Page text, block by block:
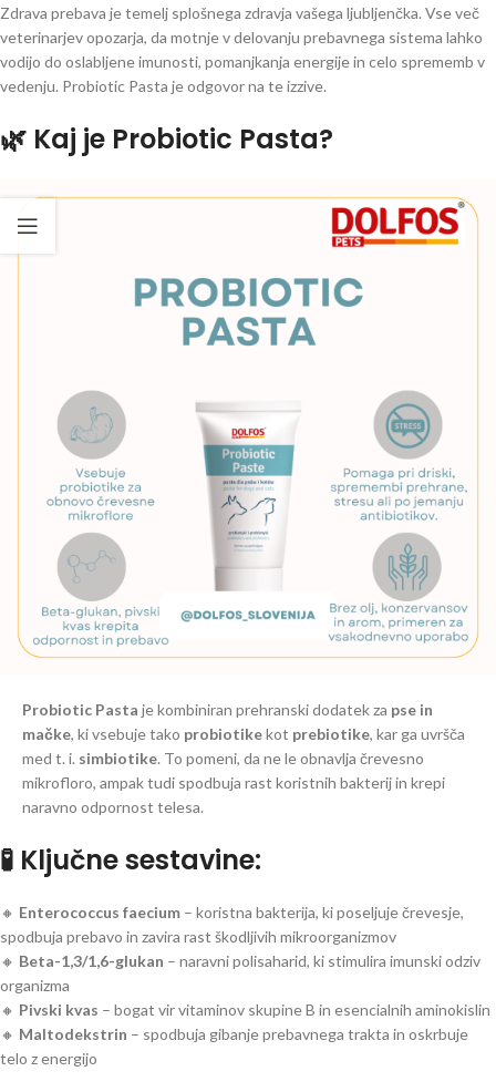
Zdrava prebava je temelj splošnega zdravja vašega ljubljenčka. Vse več
veterinarjev opozarja, da motnje v delovanju prebavnega sistema lahko
vodijo do oslabljene imunosti, pomanjkanja energije in celo sprememb v
vedenju. Probiotic Pasta je odgovor na te izzive.
🌿 Kaj je Probiotic Pasta?
Probiotic Pasta je kombiniran prehranski dodatek za pse in
mačke, ki vsebuje tako probiotikekot prebiotike, kar ga uvršča
med t. i. simbiotike. To pomeni, da ne le obnavlja črevesno
mikrofloro, ampak tudi spodbuja rast koristnih bakterij in krepi
naravno odpornost telesa.
🧪 Ključne sestavine:
🔸 Enterococcus faecium – koristna bakterija, ki poseljuje črevesje,
spodbuja prebavo in zavira rast škodljivih mikroorganizmov
🔸 Beta-1,3/1,6-glukan – naravni polisaharid, ki stimulira imunski odziv
organizma
🔸 Pivski kvas – bogat vir vitaminov skupine B in esencialnih aminokislin
🔸 Maltodekstrin – spodbuja gibanje prebavnega trakta in oskrbuje
telo z energijo